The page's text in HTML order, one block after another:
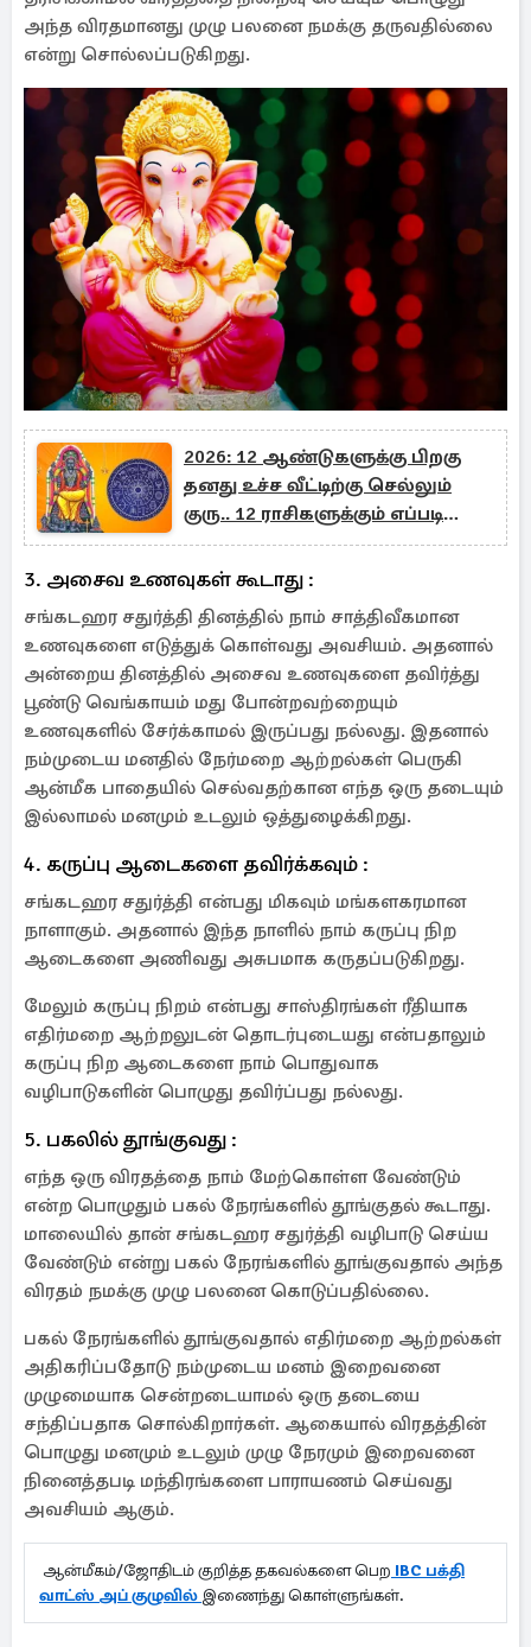
அந்த விரதமானது முழு பலனை நமக்கு தருவதில்லை
என்று சொல்லப்படுகிறது.
2026: 12 ஆண்டுகளுக்கு பிறகு
தனது உச்ச வீட்டிற்கு செல்லும்
குரு.. 12 ராசிகளுக்கும் எப்படி
உள்ளது?
3. அசைவ உணவுகள் கூடாது :
சங்கடஹர சதுர்த்தி தினத்தில் நாம் சாத்திவீகமான
உணவுகளை எடுத்துக் கொள்வது அவசியம். அதனால்
அன்றைய தினத்தில் அசைவ உணவுகளை தவிர்த்து
பூண்டு வெங்காயம் மது போன்றவற்றையும்
உணவுகளில் சேர்க்காமல் இருப்பது நல்லது. இதனால்
நம்முடைய மனதில் நேர்மறை ஆற்றல்கள் பெருகி
ஆன்மீக பாதையில் செல்வதற்கான எந்த ஒரு தடையும்
இல்லாமல் மனமும் உடலும் ஒத்துழைக்கிறது.
4. கருப்பு ஆடைகளை தவிர்க்கவும் :
சங்கடஹர சதுர்த்தி என்பது மிகவும் மங்களகரமான
நாளாகும். அதனால் இந்த நாளில் நாம் கருப்பு நிற
ஆடைகளை அணிவது அசுபமாக கருதப்படுகிறது.
மேலும் கருப்பு நிறம் என்பது சாஸ்திரங்கள் ரீதியாக
எதிர்மறை ஆற்றலுடன் தொடர்புடையது என்பதாலும்
கருப்பு நிற ஆடைகளை நாம் பொதுவாக
வழிபாடுகளின் பொழுது தவிர்ப்பது நல்லது.
5. பகலில் தூங்குவது :
எந்த ஒரு விரதத்தை நாம் மேற்கொள்ள வேண்டும்
என்ற பொழுதும் பகல் நேரங்களில் தூங்குதல் கூடாது.
மாலையில் தான் சங்கடஹர சதுர்த்தி வழிபாடு செய்ய
வேண்டும் என்று பகல் நேரங்களில் தூங்குவதால் அந்த
விரதம் நமக்கு முழு பலனை கொடுப்பதில்லை.
பகல் நேரங்களில் தூங்குவதால் எதிர்மறை ஆற்றல்கள்
அதிகரிப்பதோடு நம்முடைய மனம் இறைவனை
முழுமையாக சென்றடையாமல் ஒரு தடையை
சந்திப்பதாக சொல்கிறார்கள். ஆகையால் விரதத்தின்
பொழுது மனமும் உடலும் முழு நேரமும் இறைவனை
நினைத்தபடி மந்திரங்களை பாராயணம் செய்வது
அவசியம் ஆகும்.
ஆன்மீகம்/ஜோதிடம் குறித்த தகவல்களை பெற IBC பக்தி
வாட்ஸ் அப் குழுவில் இணைந்து கொள்ளுங்கள்.